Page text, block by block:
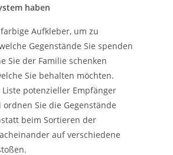
haben
Aufkleber, um zu
Gegenstände Sie spenden
Sie der Familie schenken
Sie behalten möchten.
Liste potenzieller Empfänger
Sie die Gegenstände
beim Sortieren der
auf verschiedene